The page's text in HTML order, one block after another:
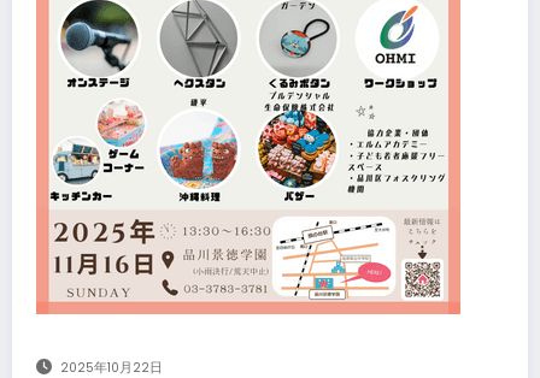
2025年10月22日